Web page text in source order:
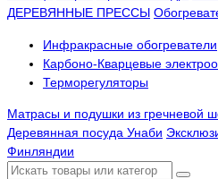
ДЕРЕВЯННЫЕ ПРЕССЫ
Инфракрасные обогреватели
Карбоно-Кварцевые
Терморегуляторы
Матрасы и подушки из гречневой
Деревянная посуда Унаби
Финляндии